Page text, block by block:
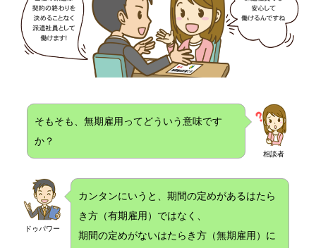
相談者
そもそも、無期雇用ってどういう意味です
か？
ドゥパワー
カンタンにいうと、期間の定めがあるはたら
き方（有期雇用）ではなく、
期間の定めがないはたらき方（無期雇用）に